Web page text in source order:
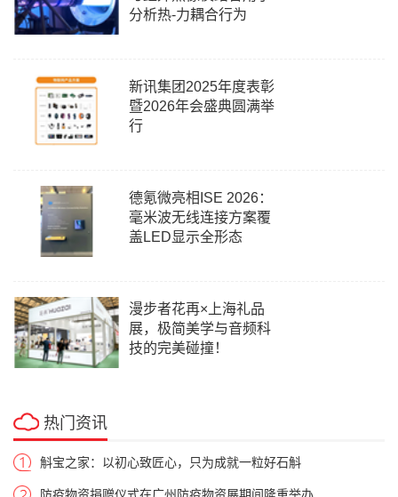
分析热-力耦合行为
新讯集团2025年度表彰
暨2026年会盛典圆满举
行
德氪微亮相ISE 2026：
毫米波无线连接方案覆
盖LED显示全形态
漫步者花再×上海礼品
展，极简美学与音频科
技的完美碰撞！
热门资讯
斛宝之家：以初心致匠心，只为成就一粒好石斛